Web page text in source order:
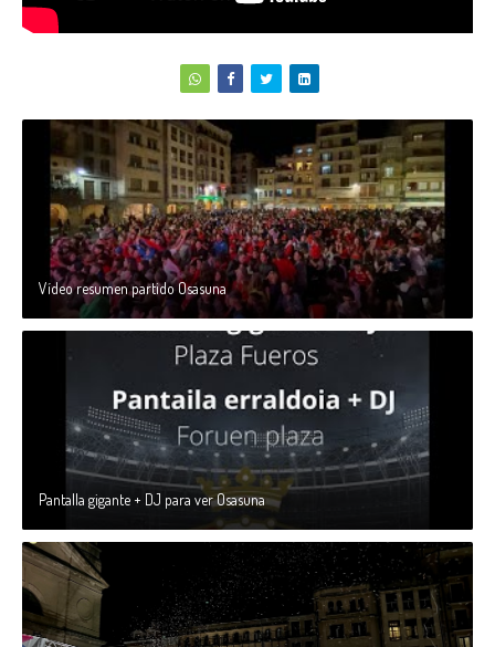
Vídeo resumen partido Osasuna
Pantalla gigante + DJ para ver Osasuna